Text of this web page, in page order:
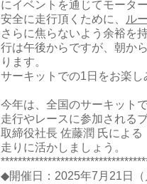
にイベントを通じてモータ
安全に走行頂くために、
ル
さらに焦らないよう余裕を
行は午後からですが、朝か
ります。
サーキットでの1日をお楽し
今年は、全国のサーキット
走行やレースに参加される
取締役社長 佐藤潤 氏によ
走りに活かしましょう。
◆開催日：2025年7月21日